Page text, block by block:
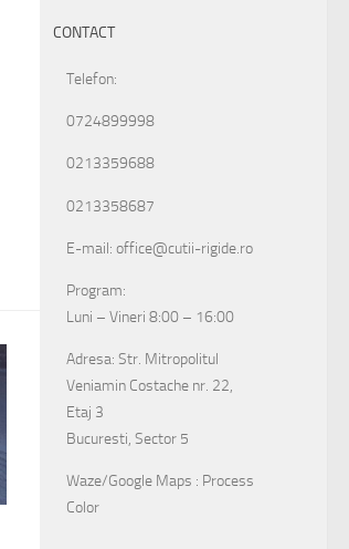
CONTACT
Telefon:
0724899998
0213359688
0213358687
E-mail: office@cutii-rigide.ro
Program:
Luni – Vineri 8:00 – 16:00
Adresa: Str. Mitropolitul
Veniamin Costache nr. 22,
Etaj 3
Bucuresti, Sector 5
Waze/Google Maps : Process
Color